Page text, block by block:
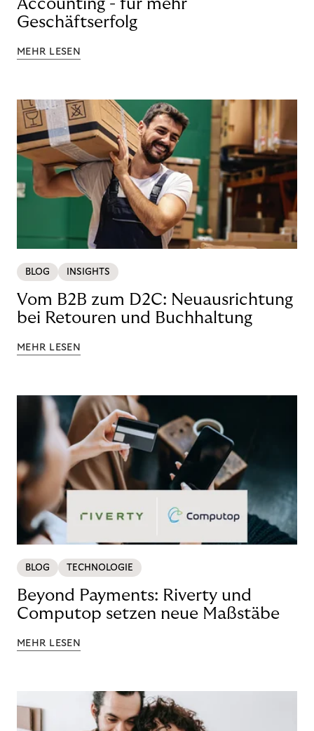
Accounting - für mehr
Geschäftserfolg
MEHR LESEN
BLOG INSIGHTS
Vom B2B zum D2C: Neuausrichtung
bei Retouren und Buchhaltung
MEHR LESEN
BLOG TECHNOLOGIE
Beyond Payments: Riverty und
Computop setzen neue Maßstäbe
MEHR LESEN